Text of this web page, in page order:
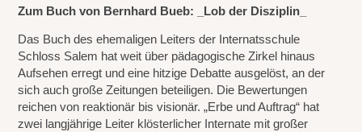
Zum Buch von Bernhard Bueb: _Lob der Disziplin_
Das Buch des ehemaligen Leiters der Internatsschule
Schloss Salem hat weit über pädagogische Zirkel hinaus
Aufsehen erregt und eine hitzige Debatte ausgelöst, an der
sich auch große Zeitungen beteiligen. Die Bewertungen
reichen von reaktionär bis visionär. „Erbe und Auftrag“ hat
zwei langjährige Leiter klösterlicher Internate mit großer